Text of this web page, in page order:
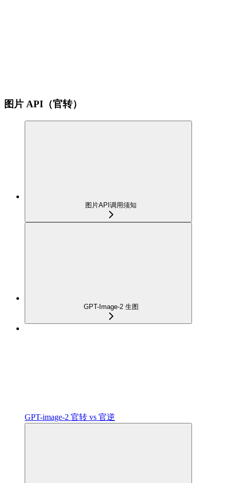
图片 API（官转）
图片API调用须知
GPT-Image-2 生图
GPT-image-2 官转 vs 官逆